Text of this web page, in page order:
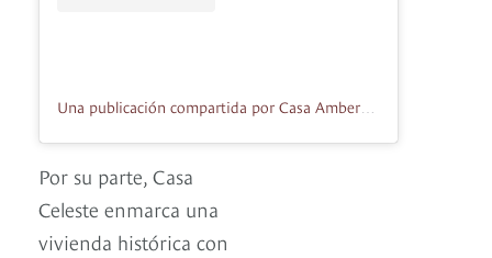
Por su parte, Casa
Celeste enmarca una
vivienda histórica con